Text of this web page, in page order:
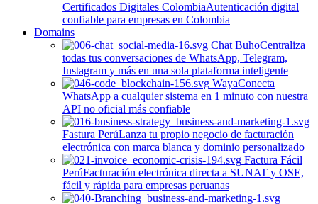
Certificados Digitales ColombiaAutenticación digital
confiable para empresas en Colombia
Domains
Chat BuhoCentraliza
todas tus conversaciones de WhatsApp, Telegram,
Instagram y más en una sola plataforma inteligente
WayaConecta
WhatsApp a cualquier sistema en 1 minuto con nuestra
API no oficial más confiable
Fastura PerúLanza tu propio negocio de facturación
electrónica con marca blanca y dominio personalizado
Factura Fácil
PerúFacturación electrónica directa a SUNAT y OSE,
fácil y rápida para empresas peruanas